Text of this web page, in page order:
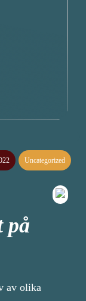
Uncategorized
på
av olika